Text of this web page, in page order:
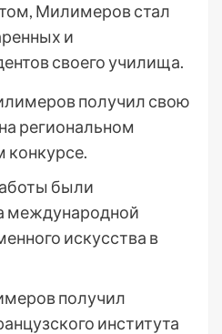
Милимеров стал
и
своего училища.
получил свою
региональном
конкурсе.
были
международной
искусства в
получил
института